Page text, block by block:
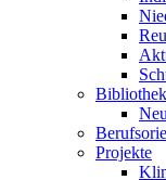
Bibliothek
Projekte